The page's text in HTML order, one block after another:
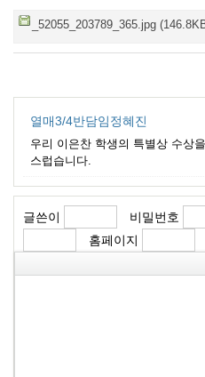
_52055_203789_365.jpg
열매3/4반담임정혜진
우리 이은찬 학생의 특별상 수상
스럽습니다.
글쓴이 비밀번호
홈페이지